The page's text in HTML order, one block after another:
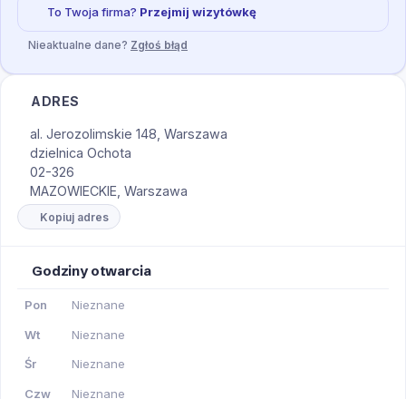
To Twoja firma? Przejmij wizytówkę
Nieaktualne dane? Zgłoś błąd
ADRES
al. Jerozolimskie 148, Warszawa
dzielnica Ochota
02-326
MAZOWIECKIE, Warszawa
Kopiuj adres
Godziny otwarcia
Pon Nieznane
Wt Nieznane
Śr Nieznane
Czw Nieznane